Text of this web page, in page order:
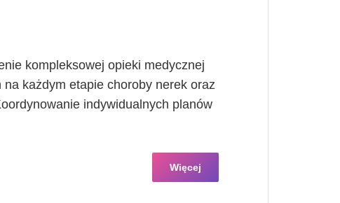
kompleksowej opieki medycznej
każdym etapie choroby nerek oraz
indywidualnych planów
Więcej